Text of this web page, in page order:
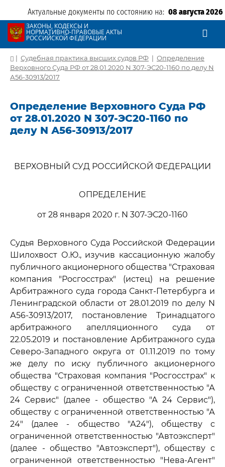
Актуальные документы по состоянию на: 08 августа 2026
ЗАКОНЫ, КОДЕКСЫ И
НОРМАТИВНО-ПРАВОВЫЕ АКТЫ
РОССИЙСКОЙ ФЕДЕРАЦИИ
| Судебная практика высших судов РФ | Определение
Верховного Суда РФ от 28.01.2020 N 307-ЭС20-1160 по делу N
А56-30913/2017
Определение Верховного Суда РФ
от 28.01.2020 N 307-ЭС20-1160 по
делу N А56-30913/2017
ВЕРХОВНЫЙ СУД РОССИЙСКОЙ ФЕДЕРАЦИИ
ОПРЕДЕЛЕНИЕ
от 28 января 2020 г. N 307-ЭС20-1160
Судья Верховного Суда Российской Федерации
Шилохвост О.Ю., изучив кассационную жалобу
публичного акционерного общества "Страховая
компания "Росгосстрах" (истец) на решение
Арбитражного суда города Санкт-Петербурга и
Ленинградской области от 28.01.2019 по делу N
А56-30913/2017, постановление Тринадцатого
арбитражного апелляционного суда от
22.05.2019 и постановление Арбитражного суда
Северо-Западного округа от 01.11.2019 по тому
же делу по иску публичного акционерного
общества "Страховая компания "Росгосстрах" к
обществу с ограниченной ответственностью "А
24 Сервис" (далее - общество "А 24 Сервис"),
обществу с ограниченной ответственностью "А
24" (далее - общество "А24"), обществу с
ограниченной ответственностью "Автоэксперт"
(далее - общество "Автоэксперт"), обществу с
ограниченной ответственностью "Нева-Агент"